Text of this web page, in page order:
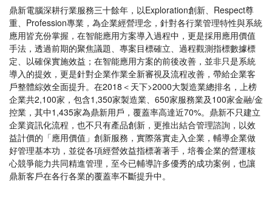
鼎新電腦深耕行業服務三十餘年，以Exploration創新、Respect尊
重、Profession專業，為企業經營理念，針對各行業管理特性與系統
應用皆充份掌握，在智能應用方案導入過程中，更是採用應用價值
手法，透過前期的聚焦議題、專案目標確立、過程觀測指標數據標
定、以確保實施效益；在智能應用方案的前後改善，並非只是系統
導入的提效，更是針對企業作業全新審視及流程改善，帶給企業客
戶整體綜效全面提升。在2018＜天下>2000大製造業總排名，上榜
企業共2,100家，包含1,350家製造業、650家服務業及100家金融/金
控業，其中1,435家為鼎新用戶，覆蓋率高達近70%。鼎新不只建立
企業資訊化流程，也不只有產品創新，更推出結合管理諮詢，以效
益計價的「應用價值」創新服務，實際落實走入企業，輔導企業做
好管理基本功，並從各項經營效益指標著著手，培養企業的營運核
心競爭能力共同精進管理，至今已輔導許多優秀的成功案例，也讓
鼎新客戶在各行各業的覆蓋率不斷提升中。